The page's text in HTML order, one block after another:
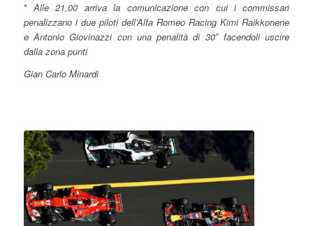
*Alle 21,00 arriva la comunicazione con cui i commissari
penalizzano i due piloti dell’Alfa Romeo Racing Kimi Raikkonene
e Antonio Giovinazzi con una penalità di 30″ facendoli uscire
dalla zona punti
Gian Carlo Minardi